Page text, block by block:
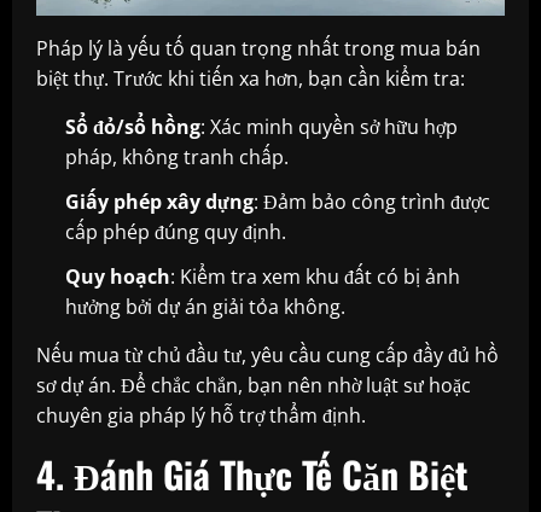
Pháp lý là yếu tố quan trọng nhất trong mua bán
biệt thự. Trước khi tiến xa hơn, bạn cần kiểm tra:
Sổ đỏ/sổ hồng: Xác minh quyền sở hữu hợp
pháp, không tranh chấp.
Giấy phép xây dựng: Đảm bảo công trình được
cấp phép đúng quy định.
Quy hoạch: Kiểm tra xem khu đất có bị ảnh
hưởng bởi dự án giải tỏa không.
Nếu mua từ chủ đầu tư, yêu cầu cung cấp đầy đủ hồ
sơ dự án. Để chắc chắn, bạn nên nhờ luật sư hoặc
chuyên gia pháp lý hỗ trợ thẩm định.
4. Đánh Giá Thực Tế Căn Biệt